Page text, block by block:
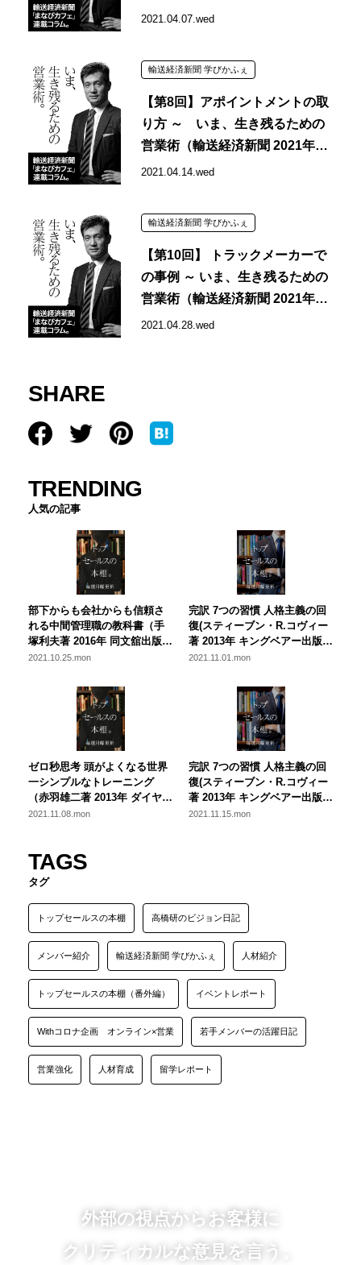
載記事）
2021.04.07.wed
【第8回】アポイントメントの取
り方 ～ いま、生き残るための
営業術（輸送経済新聞 2021年3
月9日掲載記事）
2021.04.14.wed
輸送経済新聞 学びかふぇ
【第10回】 トラックメーカーで
の事例 ～ いま、生き残るための
営業術（輸送経済新聞 2021年4
月6日掲載記事）
2021.04.28.wed
輸送経済新聞 学びかふぇ
SHARE
TRENDING
人気の記事
部下からも会社からも信頼さ
れる中間管理職の教科書（手
塚利夫著 2016年 同文舘出版）
今、立ち返りたい部下との関
2021.10.25.mon
完訳 7つの習慣 人格主義の回
復(スティーブン・R.コヴィー
著 2013年 キングベアー出版)
【全４回】名著：７つの習慣
に大切なこと ～第二回～
2021.11.01.mon
ゼロ秒思考 頭がよくなる世界
一シンプルなトレーニング
（赤羽雄二著 2013年 ダイヤモ
ンド社）即座に動く営業組織
2021.11.08.mon
完訳 7つの習慣 人格主義の回
復(スティーブン・R.コヴィー
著 2013年 キングベアー出版)
【全４回】名著：７つの習慣
2021.11.15.mon
TAGS
タグ
トップセールスの本棚 高橋研のビジョン日記
メンバー紹介 輸送経済新聞 学びかふぇ 人材紹介
トップセールスの本棚（番外編） イベントレポート
Withコロナ企画 オンライン×営業 若手メンバーの活躍日記
営業強化 人材育成 留学レポート
外部の視点からお客様に
クリティカルな意見を言う。